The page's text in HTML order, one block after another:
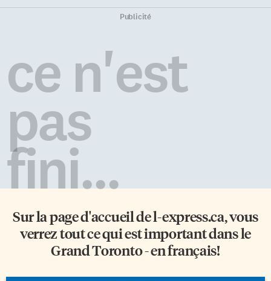
saynète mettant en vedette des
élèves qui posaient diverses
questions au moteur de
recherche Google, interprété
Cette mise en scène a […]
confectionnés par les familles
que l’école a accueilli ses
premiers 74 élèves, a rappelé
Patrick Thibodeau, un des
Publicité
ce n'est
pas
fini...
Sur la page d'accueil del-express.ca, vous
verrez tout ce qui est important dans le
Grand Toronto - en français!